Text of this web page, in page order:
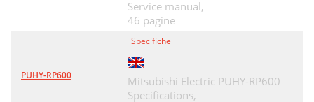
Service manual,
46 pagine
PUHY-RP600
Specifiche
Mitsubishi Electric PUHY-RP600
Specifications,